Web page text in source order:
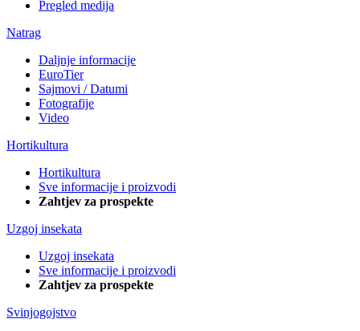
Pregled medija
Natrag
Daljnje informacije
EuroTier
Sajmovi / Datumi
Fotografije
Video
Hortikultura
Hortikultura
Sve informacije i proizvodi
Zahtjev za prospekte
Uzgoj insekata
Uzgoj insekata
Sve informacije i proizvodi
Zahtjev za prospekte
Svinjogojstvo